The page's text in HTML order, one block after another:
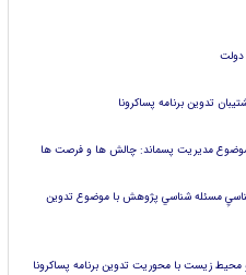
دولت
تدوين برنامه پساكرونا
مديريت پسماند: چالش ها و فرصت ها
مسئله شناسي پژوهش با موضوع تدوين
زيست با محوريت تدوين برنامه پساكرونا